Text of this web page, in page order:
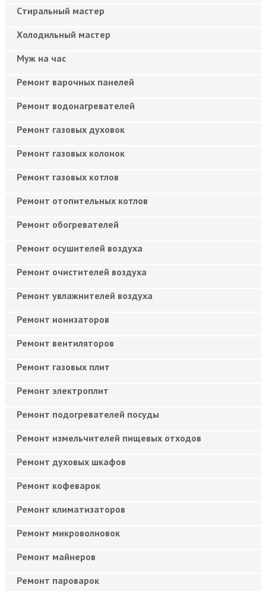
Cтиральный мастер
Холодильный мастер
Муж на час
Ремонт варочных панелей
Ремонт водонагревателей
Ремонт газовых духовок
Ремонт газовых колонок
Ремонт газовых котлов
Ремонт отопительных котлов
Ремонт обогревателей
Ремонт осушителей воздуха
Ремонт очистителей воздуха
Ремонт увлажнителей воздуха
Ремонт ионизаторов
Ремонт вентиляторов
Ремонт газовых плит
Ремонт электроплит
Ремонт подогревателей посуды
Ремонт измельчителей пищевых отходов
Ремонт духовых шкафов
Ремонт кофеварок
Ремонт климатизаторов
Ремонт микроволновок
Ремонт майнеров
Ремонт пароварок